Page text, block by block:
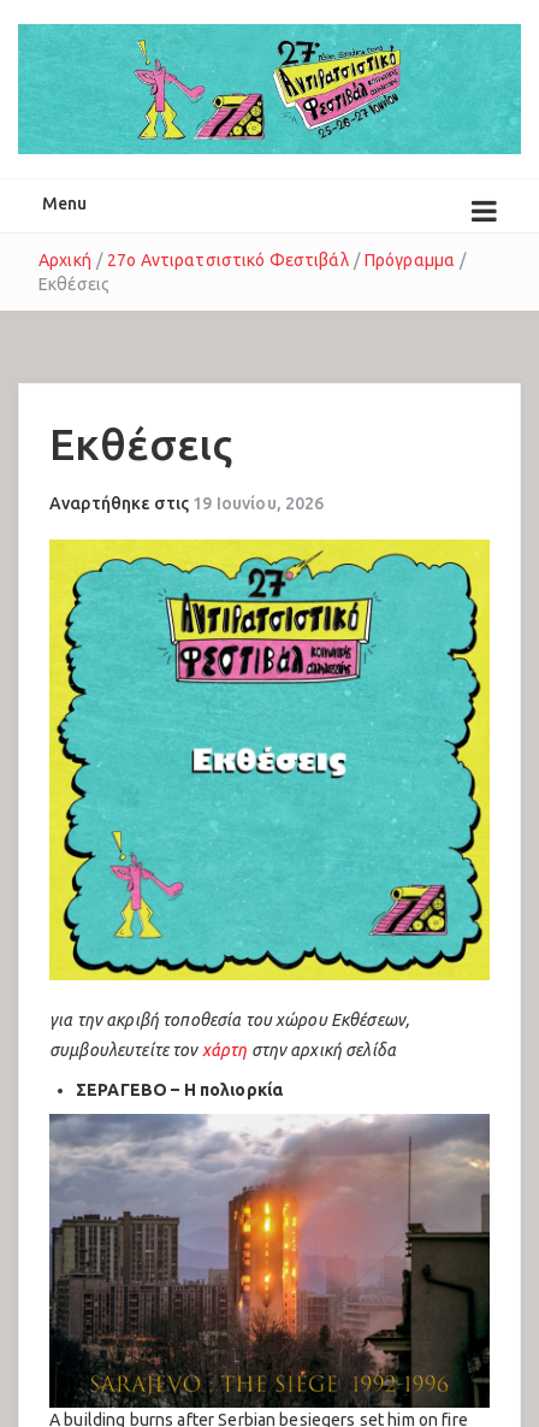
Menu
Συναυλίες Δυτικής Σκηνής
23ο Αντιρατσιστικό Φεστιβάλ
Θεσσαλονίκης
Εκθέσεις 2022
Παιδότοπος 2022
Πολιτιστικό Πρόγραμμα 2022
Συζητήσεις 2022
Συναυλίες
Συναυλίες Ανατολικής Σκηνής 2022
Συναυλίες Δυτικής Σκηνής 2022
Multilingual Posters –
23AntiraFestThess
24o Αντιρατσιστικό Φεστιβάλ
Συζητήσεις 2023
Αρχική / 27ο Αντιρατσιστικό Φεστιβάλ / Πρόγραμμα /
Εκθέσεις
Εκθέσεις
Αναρτήθηκε στις 19 Ιουνίου, 2026
για την ακριβή τοποθεσία του χώρου Εκθέσεων,
συμβουλευτείτε τονχάρτη στην αρχική σελίδα
ΣEΡΑΓΕΒΟ – Η πολιορκία
A building burns after Serbian besiegers set him on fire